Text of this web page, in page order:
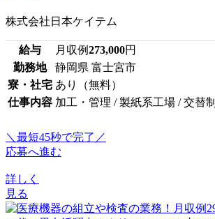
株式会社日本ケイテム
給与 月収例273,000円
勤務地
静岡県 富士宮市
寮・社宅 あり（無料）
仕事内容 加工・管理 / 製紙系工場 / 交替制
＼最短45秒で完了／
応募へ進む
詳しく
見る